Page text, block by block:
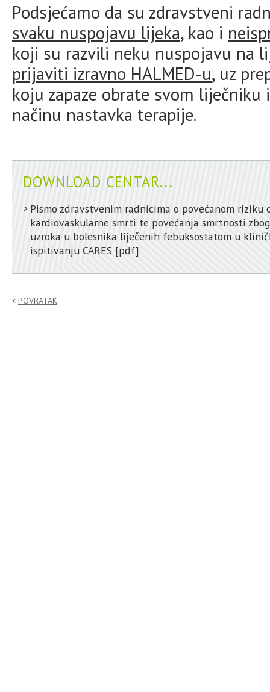
Podsjećamo da su zdravstveni
svaku nuspojavu lijeka, kao i
koji su razvili neku nuspojavu na
prijaviti izravno HALMED-u, uz
koju zapaze obrate svom
načinu nastavka terapije.
DOWNLOAD CENTAR...
Pismo zdravstvenim radnicima o povećanom riziku
kardiovaskularne smrti te povećanja smrtnosti
uzroka u bolesnika liječenih febuksostatom u
ispitivanju CARES [pdf]
POVRATAK